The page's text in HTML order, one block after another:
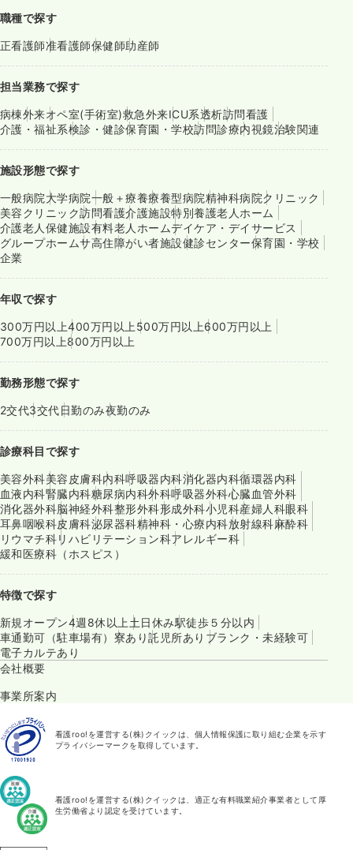
職種で探す
正看護師准看護師保健師助産師
担当業務で探す
病棟外来オペ室(手術室)救急外来ICU系透析訪問看護
介護・福祉系検診・健診保育園・学校訪問診療内視鏡治験関連
施設形態で探す
一般病院大学病院一般＋療養療養型病院精神科病院クリニック
美容クリニック訪問看護介護施設特別養護老人ホーム
介護老人保健施設有料老人ホームデイケア・デイサービス
グループホームサ高住障がい者施設健診センター保育園・学校
企業
年収で探す
300万円以上400万円以上 500万円以上600万円以上
700万円以上800万円以上
勤務形態で探す
2交代3交代日勤のみ夜勤のみ
診療科目で探す
美容外科美容皮膚科内科呼吸器内科消化器内科循環器内科
血液内科腎臓内科糖尿病内科外科呼吸器外科心臓血管外科
消化器外科脳神経外科整形外科形成外科小児科産婦人科眼科
耳鼻咽喉科皮膚科泌尿器科精神科・心療内科放射線科麻酔科
リウマチ科リハビリテーション科アレルギー科
緩和医療科（ホスピス）
特徴で探す
新規オープン4週8休以上 土日休み駅徒歩５分以内
車通勤可（駐車場有） 寮あり託児所あり ブランク・未経験可
電子カルテあり
会社概要
事業所案内
看護roo!を運営する(株)クイックは、個人情報保護に取り組む企業を示す
プライバシーマークを取得しています。
看護roo!を運営する(株)クイックは、適正な有料職業紹介事業者として厚
生労働省より認定を受けています。